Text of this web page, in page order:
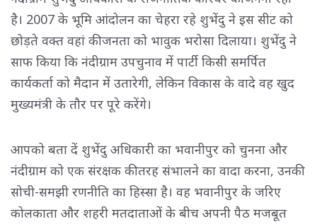
है। 2007 के भूमि आंदोलन का चेहरा रहे शुभेंदु ने इस सीट को
छोड़ते वक्त वहां की जनता को भावुक भरोसा दिलाया। शुभेंदु ने
साफ किया कि नंदीग्राम उपचुनाव में पार्टी किसी समर्पित
कार्यकर्ता को मैदान में उतारेगी, लेकिन विकास के वादे वह खुद
मुख्यमंत्री के तौर पर पूरे करेंगे।
आपको बता दें शुभेंदु अधिकारी का भवानीपुर को चुनना और
नंदीग्राम को एक संरक्षक की तरह संभालने का वादा करना, उनकी
सोची-समझी रणनीति का हिस्सा है। वह भवानीपुर के जरिए
कोलकाता और शहरी मतदाताओं के बीच अपनी पैठ मजबूत